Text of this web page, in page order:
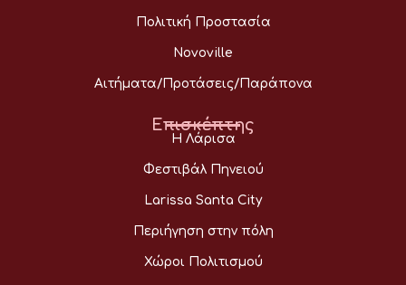
Πολιτική Προστασία
Novoville
Αιτήματα/Προτάσεις/Παράπονα
Επισκέπτης
Η Λάρισα
Φεστιβάλ Πηνειού
Larissa Santa City
Περιήγηση στην πόλη
Χώροι Πολιτισμού